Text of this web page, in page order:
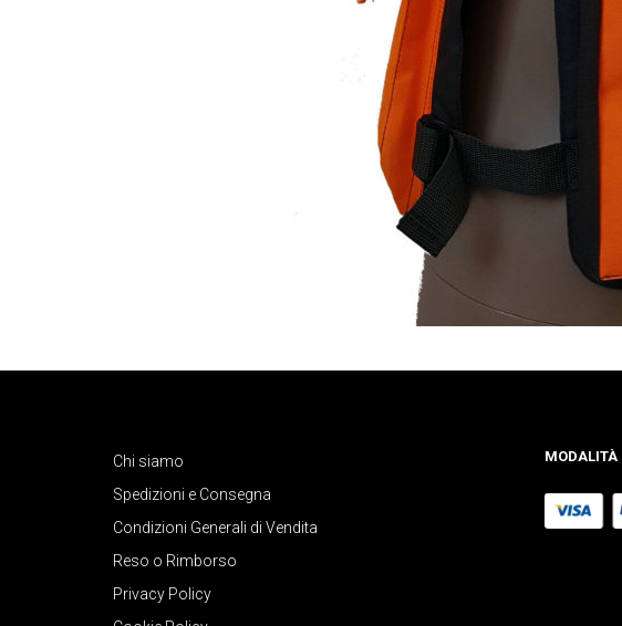
Chi siamo
Spedizioni e Consegna
Condizioni Generali di Vendita
Reso o Rimborso
Privacy Policy
MODALITÀ